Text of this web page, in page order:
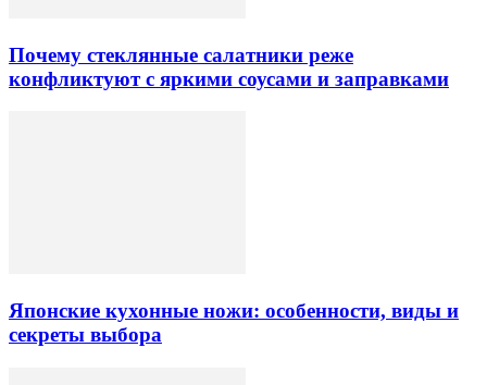
Почему стеклянные салатники реже
конфликтуют с яркими соусами и заправками
Японские кухонные ножи: особенности, виды и
секреты выбора